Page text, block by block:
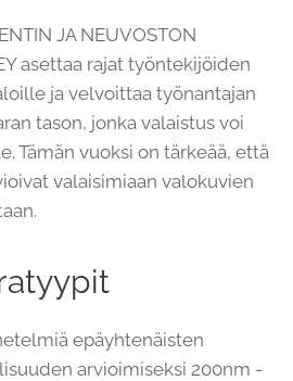
JA NEUVOSTON
asettaa rajat työntekijöiden
ja velvoittaa työnantajan
tason, jonka valaistus voi
Tämän vuoksi on tärkeää, että
valaisimiaan valokuvien
epäyhtenäisten
arvioimiseksi 200nm -